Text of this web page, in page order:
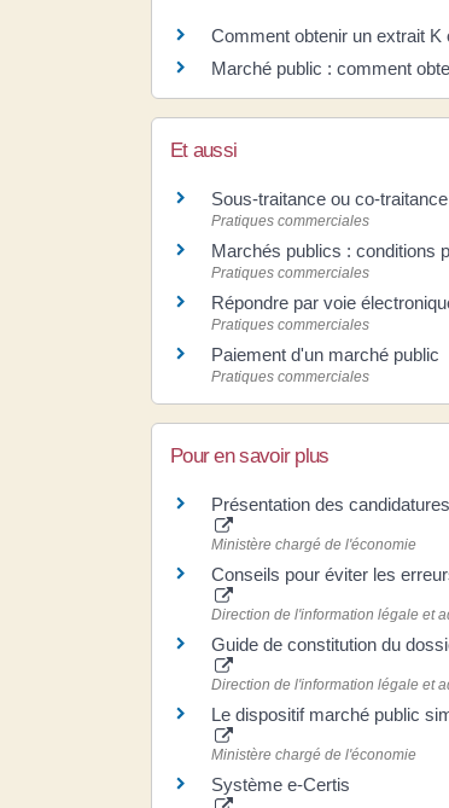
Comment obtenir un extrait K
Marché public : comment
Et aussi
Sous-traitance ou co-
Pratiques commerciales
Marchés publics : conditions
Pratiques commerciales
Répondre par voie
Pratiques commerciales
Paiement d'un marché public
Pratiques commerciales
Pour en savoir plus
Présentation des candidatures
Ministère chargé de l'économie
Conseils pour éviter les
Direction de l'information légale et
Guide de constitution du
Direction de l'information légale et
Le dispositif marché public
Ministère chargé de l'économie
Système e-Certis